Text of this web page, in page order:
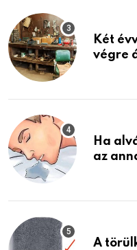
Két
végre
Ha
az
A